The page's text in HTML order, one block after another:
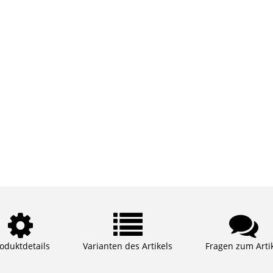
Varianten des Artikels Fragen zum